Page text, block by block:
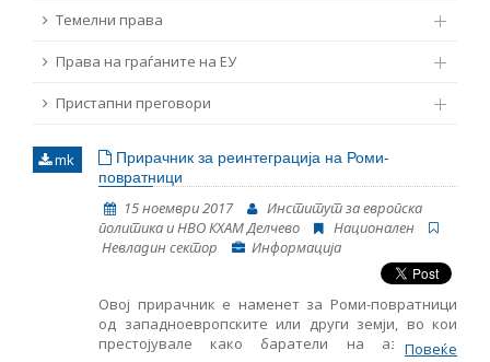
Тип
Од Мрежа 23
Темелни права
Права на граѓаните на ЕУ
Пристапни преговори
mk
Прирачник за реинтеграција на Роми-
повратници
15 ноември 2017
Институт за европска
политика и НВО КХАМ Делчево
Национален
Невладин сектор
Информација
Овој прирачник е наменет за Роми-повратници
од западноевропските или други земји, во кои
престојувале како баратели на азил или
Повеќе